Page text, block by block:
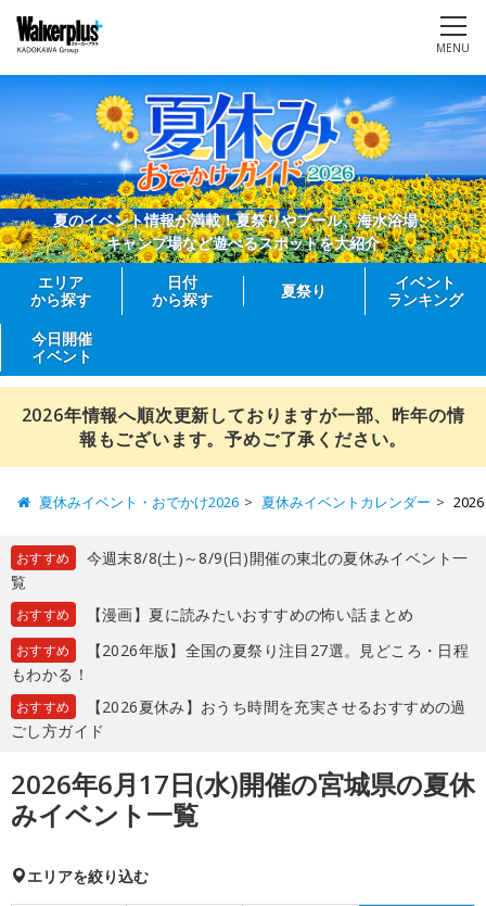
MENU
夏のイベント情報が満載！夏祭りやプール、海水浴場、
キャンプ場など遊べるスポットを大紹介
エリア
から探す
日付
から探す
夏祭り
イベント
ランキング
今日開催
イベント
2026年情報へ順次更新しておりますが一部、昨年の情
報もございます。予めご了承ください。
夏休みイベント・おでかけ2026 夏休みイベントカレンダー
おすすめ
今週末8/8(土)～8/9(日)開催の東北の夏休みイベント一
覧
おすすめ 【漫画】夏に読みたいおすすめの怖い話まとめ
おすすめ
【2026年版】全国の夏祭り注目27選。見どころ・日程
もわかる！
おすすめ
【2026夏休み】おうち時間を充実させるおすすめの過
ごし方ガイド
2026年6月17日(水)開催の宮城県の夏休
みイベント一覧
エリアを絞り込む